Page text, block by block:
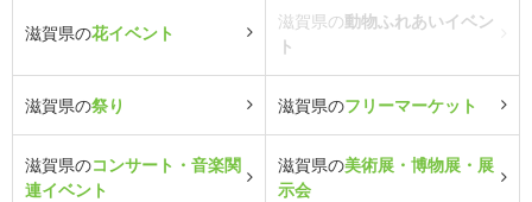
滋賀県の花イベント
滋賀県の動物ふれあいイベン
ト
滋賀県の祭り 滋賀県のフリーマーケット
滋賀県のコンサート・音楽関
連イベント
滋賀県の美術展・博物展・展
示会